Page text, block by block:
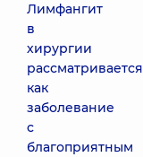
Лимфангит
в
хирургии
рассматривается
как
заболевание
с
благоприятным